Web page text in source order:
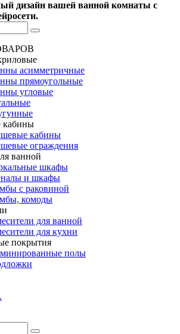
дизайн вашей ванной комнаты с
асимметричные
прямоугольные
угловые
кабины
кабины
ограждения
ванной
шкафы
и шкафы
с раковиной
комоды
для ванной
для кухни
покрытия
полы